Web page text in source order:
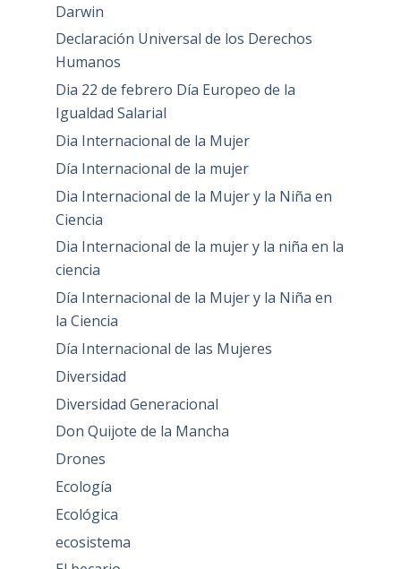
Darwin
Declaración Universal de los Derechos
Humanos
Dia 22 de febrero Día Europeo de la
Igualdad Salarial
Dia Internacional de la Mujer
Día Internacional de la mujer
Dia Internacional de la Mujer y la Niña en
Ciencia
Dia Internacional de la mujer y la niña en la
ciencia
Día Internacional de la Mujer y la Niña en
la Ciencia
Día Internacional de las Mujeres
Diversidad
Diversidad Generacional
Don Quijote de la Mancha
Drones
Ecología
Ecológica
ecosistema